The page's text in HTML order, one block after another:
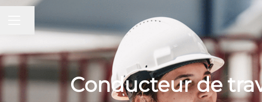
MENU CARRIÈRE
Partager la page
Conducteur de